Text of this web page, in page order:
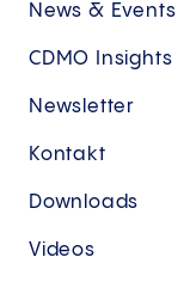
News & Events
CDMO Insights
Newsletter
Kontakt
Downloads
Videos